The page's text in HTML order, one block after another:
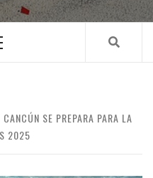
CANCÚN SE PREPARA PARA LA
2025